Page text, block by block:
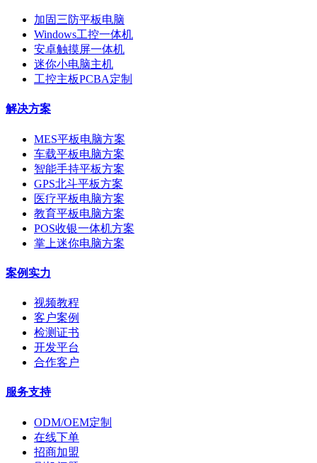
加固三防平板电脑
Windows工控一体机
安卓触摸屏一体机
迷你小电脑主机
工控主板PCBA定制
解决方案
MES平板电脑方案
车载平板电脑方案
智能手持平板方案
GPS北斗平板方案
医疗平板电脑方案
教育平板电脑方案
POS收银一体机方案
掌上迷你电脑方案
案例实力
视频教程
客户案例
检测证书
开发平台
合作客户
服务支持
ODM/OEM定制
在线下单
招商加盟